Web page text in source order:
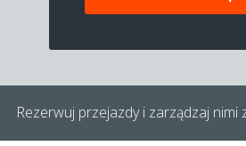
Rezerwuj przejazdy i zarządzaj